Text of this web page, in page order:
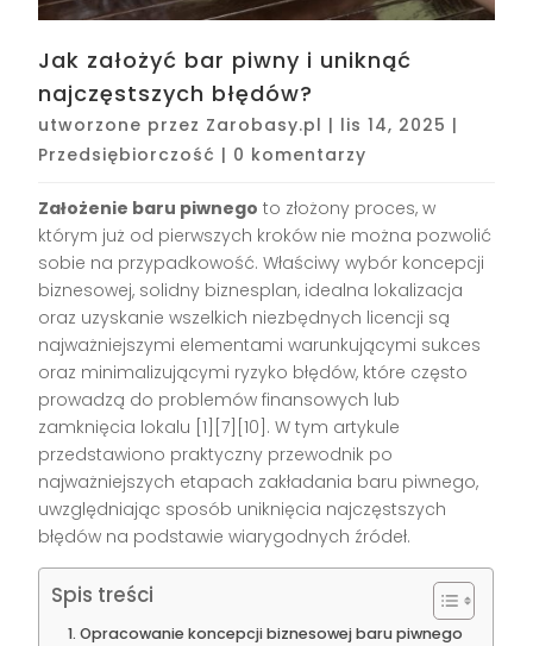
Jak założyć bar piwny i uniknąć
najczęstszych błędów?
utworzone przez Zarobasy.pl | lis 14, 2025 |
Przedsiębiorczość | 0 komentarzy
Założenie baru piwnego to złożony proces, w
którym już od pierwszych kroków nie można pozwolić
sobie na przypadkowość. Właściwy wybór koncepcji
biznesowej, solidny biznesplan, idealna lokalizacja
oraz uzyskanie wszelkich niezbędnych licencji są
najważniejszymi elementami warunkującymi sukces
oraz minimalizującymi ryzyko błędów, które często
prowadzą do problemów finansowych lub
zamknięcia lokalu [1][7][10] . W tym artykule
przedstawiono praktyczny przewodnik po
najważniejszych etapach zakładania baru piwnego,
uwzględniając sposób uniknięcia najczęstszych
błędów na podstawie wiarygodnych źródeł.
Spis treści
Opracowanie koncepcji biznesowej baru piwnego